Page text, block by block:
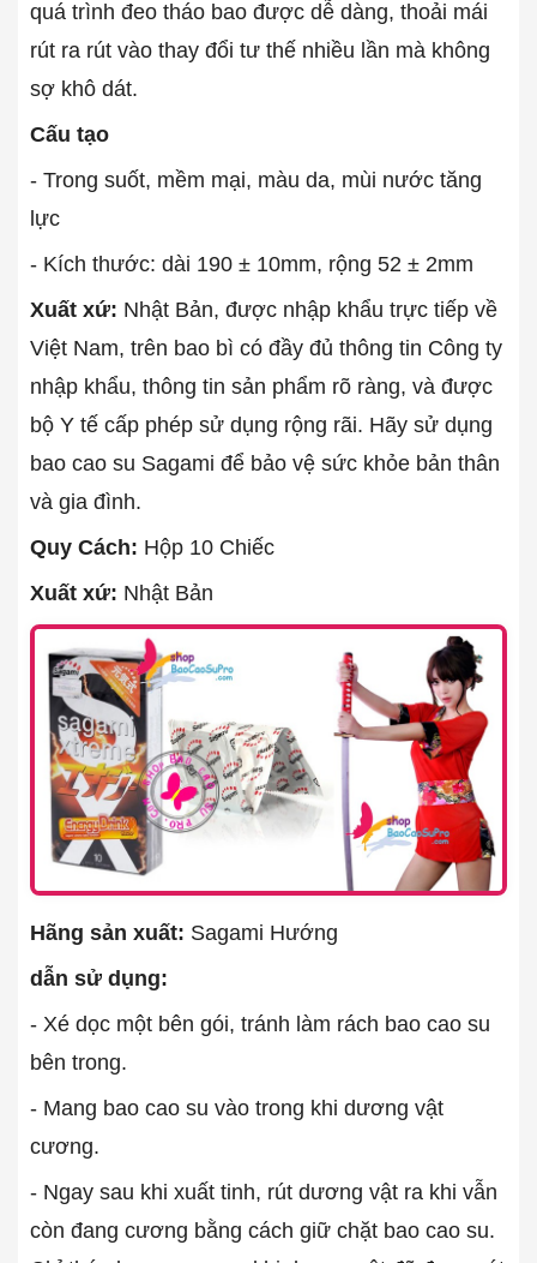
quá trình đeo tháo bao được dễ dàng, thoải mái
rút ra rút vào thay đổi tư thế nhiều lần mà không
sợ khô dát.
Cấu tạo
- Trong suốt, mềm mại, màu da, mùi nước tăng
lực
- Kích thước: dài 190 ± 10mm, rộng 52 ± 2mm
Xuất xứ: Nhật Bản, được nhập khẩu trực tiếp về
Việt Nam, trên bao bì có đầy đủ thông tin Công ty
nhập khẩu, thông tin sản phẩm rõ ràng, và được
bộ Y tế cấp phép sử dụng rộng rãi. Hãy sử dụng
bao cao su Sagami để bảo vệ sức khỏe bản thân
và gia đình.
Quy Cách: Hộp 10 Chiếc
Xuất xứ: Nhật Bản
Hãng sản xuất: Sagami Hướng
dẫn sử dụng:
- Xé dọc một bên gói, tránh làm rách bao cao su
bên trong.
- Mang bao cao su vào trong khi dương vật
cương.
- Ngay sau khi xuất tinh, rút dương vật ra khi vẫn
còn đang cương bằng cách giữ chặt bao cao su.